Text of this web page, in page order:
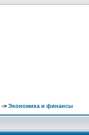
-> Экономика и финансы